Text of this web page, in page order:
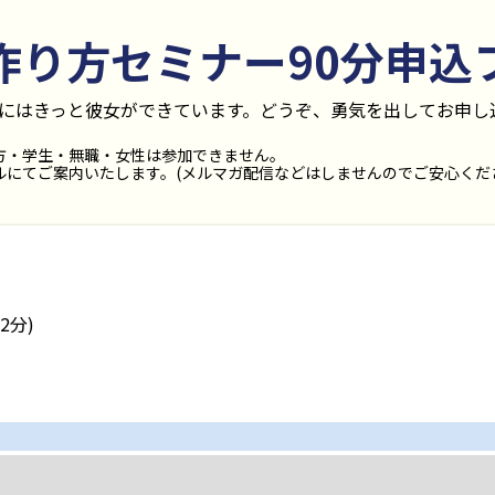
り方セミナー90分申込
はきっと彼女ができています。どうぞ、勇気を出してお申
学生・無職・女性は参加できません。
てご案内いたします。(メルマガ配信などはしませんのでご安心くだ
分)